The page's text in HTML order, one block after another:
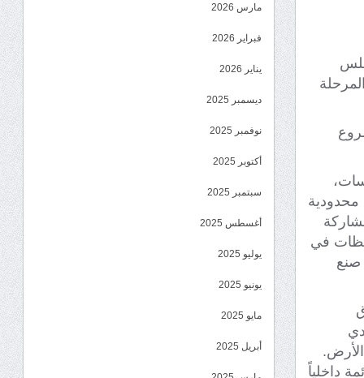
محدودية
في
صنع
الأرض.
داخلياً
مارس 2026
فبراير 2026
يناير 2026
ديسمبر 2025
نوفمبر 2025
أكتوبر 2025
سبتمبر 2025
أغسطس 2025
يوليو 2025
يونيو 2025
مايو 2025
أبريل 2025